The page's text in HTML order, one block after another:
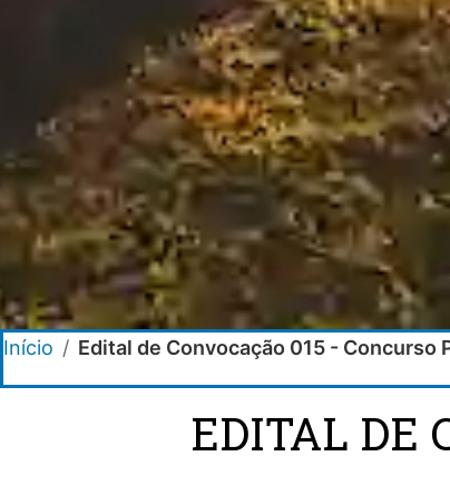
Início / Edital de Convocação 015 - Concurso
EDITAL DE